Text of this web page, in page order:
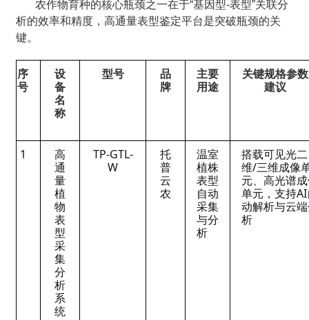
农作物育种的核心瓶颈之一在于“基因型-表型”关联分
析的效率和精度，高通量表型鉴定平台是突破瓶颈的关
键。
序
号
设
备
名
称
型号
品
牌
主要
用途
关键规格参数
建议
1
高
通
量
植
物
表
型
采
集
分
析
系
统
TP-GTL-
W
托
普
云
农
温室
植株
表型
自动
采集
与分
析
搭载可见光二
维/三维成像
元、高光谱
单元，支持
动解析与云
析